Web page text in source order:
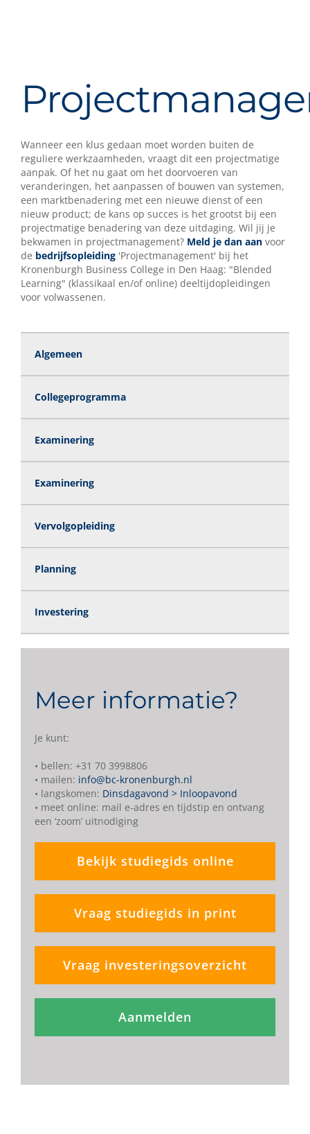
Wanneer een klus gedaan moet worden buiten de
reguliere werkzaamheden, vraagt dit een projectmatige
aanpak. Of het nu gaat om het doorvoeren van
veranderingen, het aanpassen of bouwen van systemen,
een marktbenadering met een nieuwe dienst of een
nieuw product; de kans op succes is het grootst bij een
projectmatige benadering van deze uitdaging. Wil jij je
bekwamen in projectmanagement? Meld je dan aan voor
de bedrijfsopleiding 'Projectmanagement' bij het
Kronenburgh Business College in Den Haag: "Blended
Learning" (klassikaal en/of online) deeltijdopleidingen
voor volwassenen.
Algemeen
Collegeprogramma
Examinering
Examinering
Vervolgopleiding
Planning
Investering
Meer informatie?
Je kunt:
• bellen: +31 70 3998806
• mailen: info@bc-kronenburgh.nl
• langskomen: Dinsdagavond > Inloopavond
• meet online: mail e-adres en tijdstip en ontvang
een ‘zoom’ uitnodiging
Bekijk studiegids online
Vraag studiegids in print
Vraag investeringsoverzicht
Aanmelden